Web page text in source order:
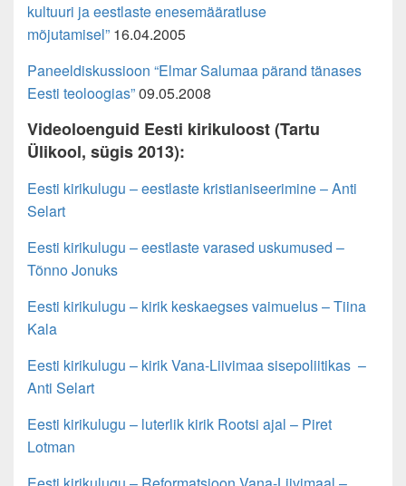
kultuuri ja eestlaste enesemääratluse
mõjutamisel” 16.04.2005
Paneeldiskussioon “Elmar Salumaa pärand tänases
Eesti teoloogias”09.05.2008
Videoloenguid Eesti kirikuloost (Tartu
Ülikool, sügis 2013):
Eesti kirikulugu – eestlaste kristianiseerimine – Anti
Selart
Eesti kirikulugu – eestlaste varased uskumused –
Tõnno Jonuks
Eesti kirikulugu – kirik keskaegses vaimuelus – Tiina
Kala
Eesti kirikulugu – kirik Vana-Liivimaa sisepoliitikas –
Anti Selart
Eesti kirikulugu – luterlik kirik Rootsi ajal – Piret
Lotman